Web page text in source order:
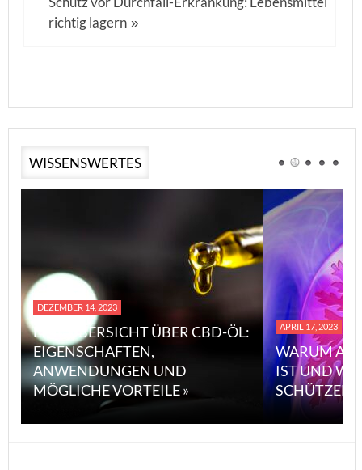
richtig lagern »
WISSENSWERTES
DEZEMBER 14, 2023
EINE ÜBERSICHT ÜBER CBD-ÖL:
EIGENSCHAFTEN,
ANWENDUNGEN UND
MÖGLICHE VORTEILE »
APRIL 17, 2023
WARUM
IST UND
SCHÜTZEN